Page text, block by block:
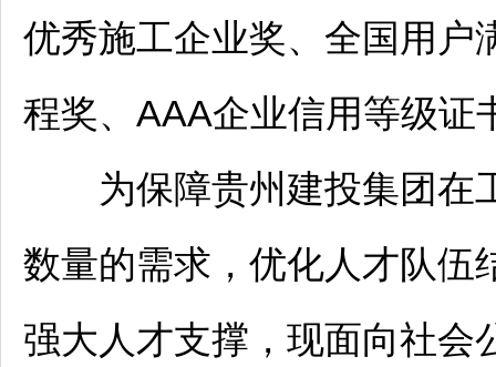
优秀施工企业奖、全国用户
程奖、AAA企业信用等级证
为保障贵州建投集团在
数量的需求，优化人才队伍
强大人才支撑，现面向社会